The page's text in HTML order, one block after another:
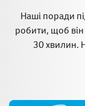
Наші поради
робити, щоб він
30 хвилин.